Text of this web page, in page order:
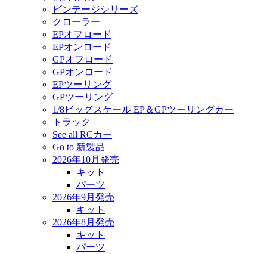
ビンテージシリーズ
クローラー
EPオフロード
EPオンロード
GPオフロード
GPオンロード
EPツーリング
GPツーリング
1/8ビッグスケール EP＆GPツーリングカー
トラック
See all RCカー
Go to 新製品
2026年10月発売
キット
パーツ
2026年9月発売
キット
2026年8月発売
キット
パーツ